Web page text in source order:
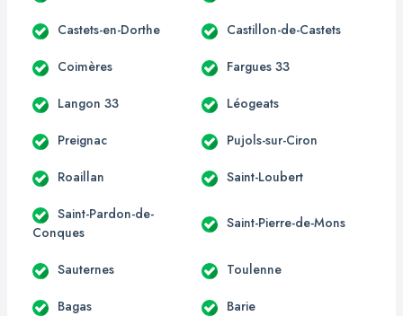
Castets-en-Dorthe Castillon-de-Castets
Coimères Fargues 33
Langon 33 Léogeats
Preignac Pujols-sur-Ciron
Roaillan Saint-Loubert
Saint-Pardon-de-
Conques
Saint-Pierre-de-Mons
Sauternes Toulenne
Bagas Barie